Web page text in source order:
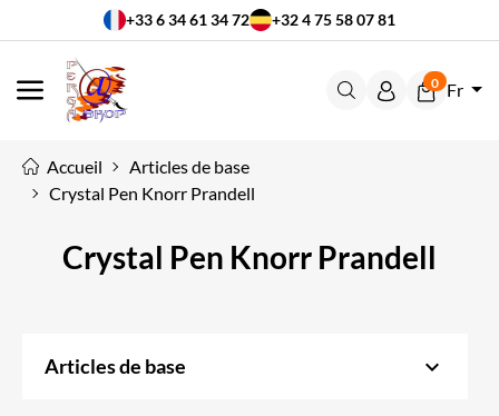
+33 6 34 61 34 72 +32 4 75 58 07 81
MENU
0 Fr
Accueil
Articles de base
Crystal Pen Knorr Prandell
Crystal Pen Knorr Prandell
Articles de base keyboard_arrow_down